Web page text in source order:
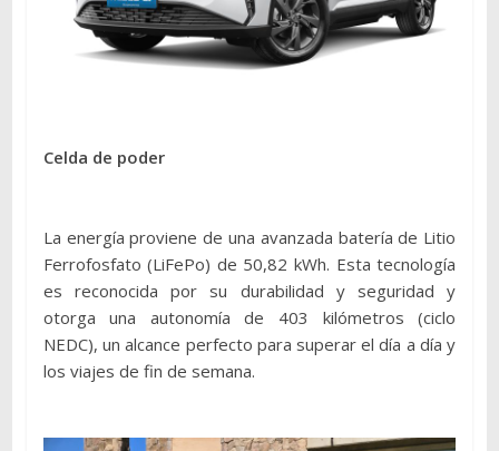
Celda de poder
La energía proviene de una avanzada batería de Litio
Ferrofosfato (LiFePo) de 50,82 kWh. Esta tecnología
es reconocida por su durabilidad y seguridad y
otorga una autonomía de 403 kilómetros (ciclo
NEDC), un alcance perfecto para superar el día a día y
los viajes de fin de semana.